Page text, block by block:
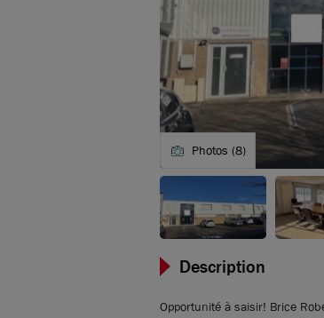
Photos (8)
Description
Opportunité à saisir! Brice